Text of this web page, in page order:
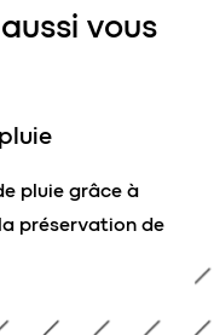
vous
pluie grâce à
préservation de